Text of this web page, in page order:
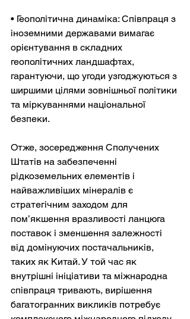
• Геополітична динаміка: Співпраця з
іноземними державами вимагає
орієнтування в складних
геополітичних ландшафтах,
гарантуючи, що угоди узгоджуються з
ширшими цілями зовнішньої політики
та міркуваннями національної
безпеки.
Отже, зосередження Сполучених
Штатів на забезпеченні
рідкоземельних елементів і
найважливіших мінералів є
стратегічним заходом для
пом’якшення вразливості ланцюга
поставок і зменшення залежності
від домінуючих постачальників,
таких як Китай. У той час як
внутрішні ініціативи та міжнародна
співпраця тривають, вирішення
багатогранних викликів потребує